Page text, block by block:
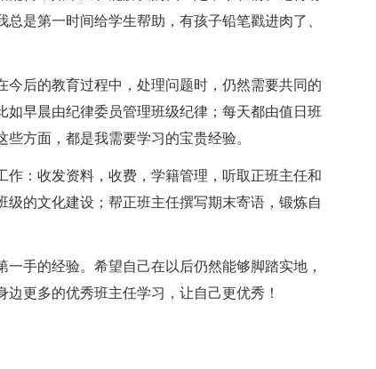
是第一时间给学生帮助，有孩子铅笔戳进肉了、
后的教育过程中，处理问题时，仍然需要共同的
早晨由纪律委员管理班级纪律；每天都由值日班
方面，都是我需要学习的宝贵经验。
：收发资料，收费，学籍管理，听取正班主任和
的文化建设；帮正班主任撰写期末寄语，锻炼自
手的经验。希望自己在以后仍然能够脚踏实地，
更多的优秀班主任学习，让自己更优秀！